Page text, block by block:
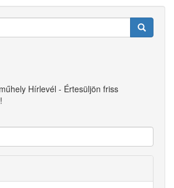
Hírlevél - Értesüljön friss